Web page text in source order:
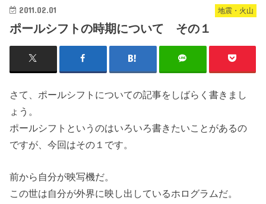
地震・火山
2011.02.01
ポールシフトの時期について その１
さて、ポールシフトについての記事をしばらく書きまし
ょう。
ポールシフトというのはいろいろ書きたいことがあるの
ですが、今回はその１です。
前から自分が映写機だ。
この世は自分が外界に映し出しているホログラムだ。